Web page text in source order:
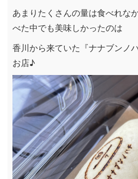
あまりたくさんの量は食べれな
べた中でも美味しかったのは
香川から来ていた『ナナブンノ
お店♪